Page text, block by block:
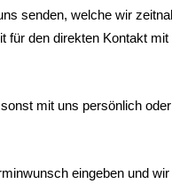
senden, welche wir
den direkten Kontakt
mit uns persönlich
eingeben und w